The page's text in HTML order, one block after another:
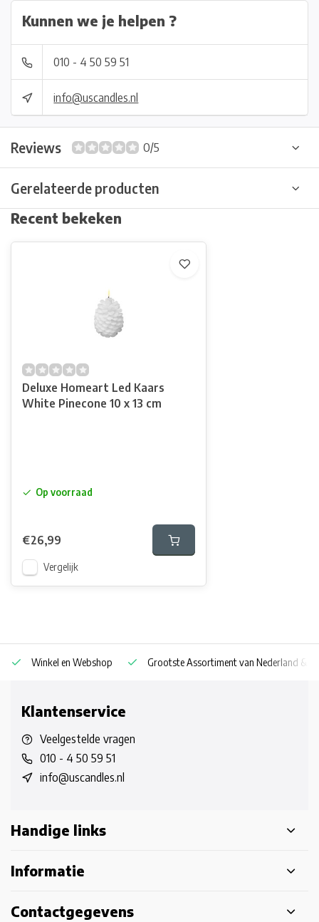
Kunnen we je helpen ?
010 - 4 50 59 51
info@uscandles.nl
Reviews 0/5
Gerelateerde producten
Recent bekeken
Deluxe Homeart Led Kaars
White Pinecone 10 x 13 cm
Op voorraad
€26,99
Vergelijk
Winkel en Webshop Grootste Assortiment van Nederland &
Klantenservice
Veelgestelde vragen
010 - 4 50 59 51
info@uscandles.nl
Handige links
Informatie
Contactgegevens